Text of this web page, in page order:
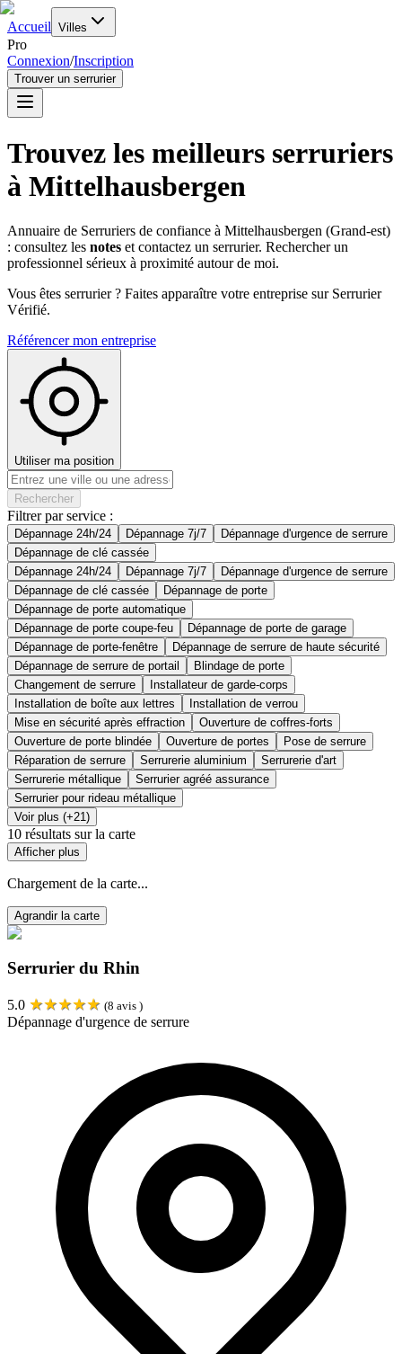
Accueil Villes
Pro
Connexion/Inscription
Trouver un serrurier
Trouvez les meilleurs serruriers
à Mittelhausbergen
Annuaire de Serruriers de confiance à Mittelhausbergen (Grand-est)
: consultez les notes et contactez un serrurier. Rechercher un
professionnel sérieux à proximité autour de moi.
Vous êtes serrurier ? Faites apparaître votre entreprise sur Serrurier
Vérifié.
Référencer mon entreprise
Utiliser ma position
Rechercher
Filtrer par service :
Dépannage 24h/24 Dépannage 7j/7
Dépannage d'urgence de serrure
Dépannage de clé cassée
Dépannage 24h/24
Dépannage 7j/7
Dépannage d'urgence de serrure
Dépannage de clé cassée
Dépannage de porte
Dépannage de porte automatique
Dépannage de porte coupe-feu
Dépannage de porte de garage
Dépannage de porte-fenêtre
Dépannage de serrure de haute sécurité
Dépannage de serrure de portail
Blindage de porte
Changement de serrure
Installateur de garde-corps
Installation de boîte aux lettres
Installation de verrou
Mise en sécurité après effraction
Ouverture de coffres-forts
Ouverture de porte blindée
Ouverture de portes
Pose de serrure
Réparation de serrure
Serrurerie aluminium
Serrurerie d'art
Serrurerie métallique
Serrurier agréé assurance
Serrurier pour rideau métallique
Voir plus (+21)
10 résultats sur la carte
Afficher plus
Chargement de la carte...
Agrandir la carte
Serrurier du Rhin
5.0 ★★★★★ (8 avis )
Dépannage d'urgence de serrure